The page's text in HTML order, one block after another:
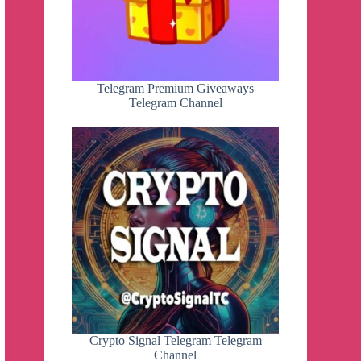
Telegram Premium Giveaways
Telegram Channel
Crypto Signal Telegram Telegram
Channel